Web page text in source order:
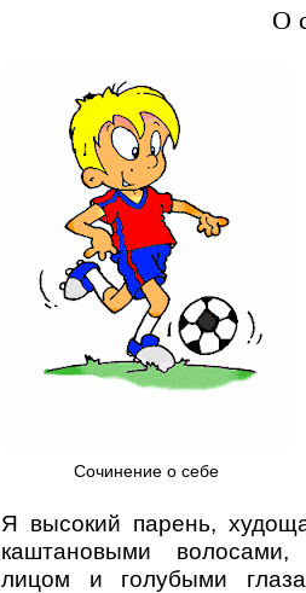
О
Сочинение о себе
Я высокий парень,
каштановыми
лицом и голубыми